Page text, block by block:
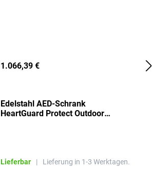
1.066,39 €
Edelstahl AED-Schrank
HeartGuard Protect Outdoor
Lieferbar | Lieferung in 1-3 Werktagen.